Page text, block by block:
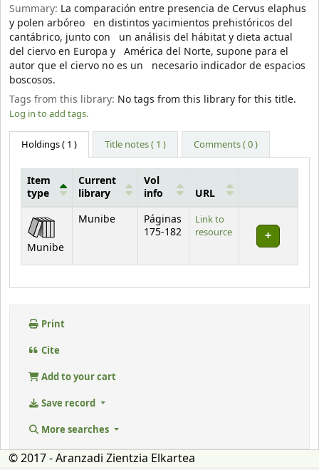
Summary: La comparación entre presencia de Cervus elaphus
y polen arbóreo en distintos yacimientos prehistóricos del
cantábrico, junto con un análisis del hábitat y dieta actual
del ciervo en Europa y América del Norte, supone para el
autor que el ciervo no es un necesario indicador de espacios
boscosos.
Tags from this library: No tags from this library for this title.
Log in to add tags.
Holdings( 1 ) Title notes ( 1 ) Comments ( 0 )
Holdings
Item
type
Current
library
Vol
info
URL
Munibe
Munibe
Páginas
175-182
Link to
resource
Print
Cite
Add to your cart
Save record
More searches
© 2017 - Aranzadi Zientzia Elkartea